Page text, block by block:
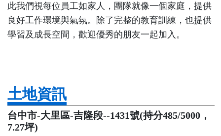
此我們視每位員工如家人，團隊就像一個家庭，提供
良好工作環境與氣氛。除了完整的教育訓練，也提供
學習及成長空間，歡迎優秀的朋友一起加入。
土地資訊
台中市-大里區-吉隆段--1431號(持分485/5000，
7.27坪)